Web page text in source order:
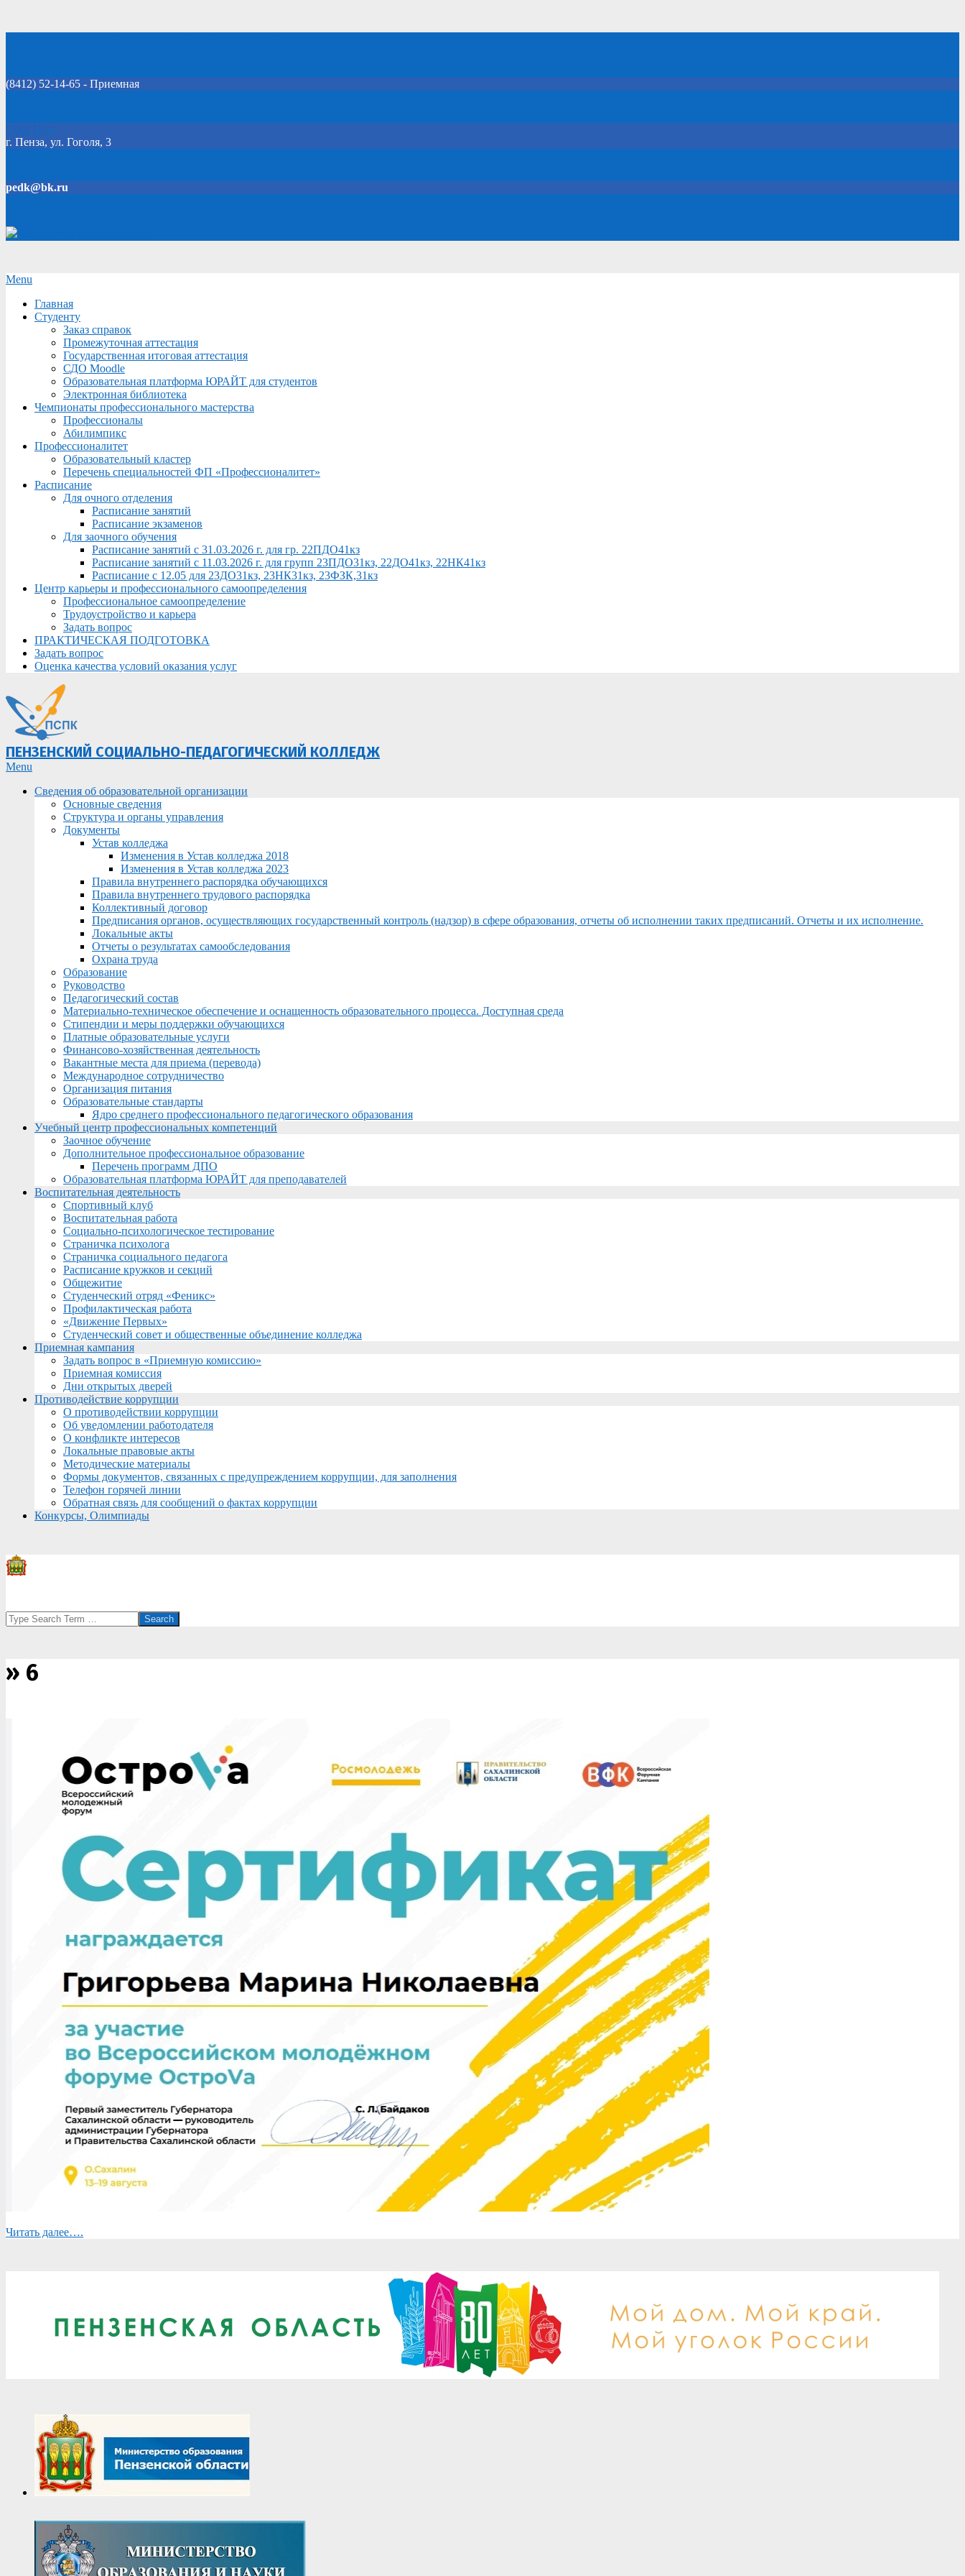
(8412) 52-14-65 - Приемная
Click Here
г. Пенза, ул. Гоголя, 3
pedk@bk.ru
Secondary
Menu
Menu
Главная
Студенту
Заказ справок
Промежуточная аттестация
Государственная итоговая аттестация
СДО Moodle
Образовательная платформа ЮРАЙТ для студентов
Электронная библиотека
Чемпионаты профессионального мастерства
Профессионалы
Абилимпикс
Профессионалитет
Образовательный кластер
Перечень специальностей ФП «Профессионалитет»
Расписание
Для очного отделения
Расписание занятий
Расписание экзаменов
Для заочного обучения
Расписание занятий с 31.03.2026 г. для гр. 22ПДО41кз
Расписание занятий с 11.03.2026 г. для групп 23ПДО31кз, 22ДО41кз, 22НК41кз
Расписание с 12.05 для 23ДО31кз, 23НК31кз, 23ФЗК,31кз
Центр карьеры и профессионального самоопределения
Профессиональное самоопределение
Трудоустройство и карьера
Задать вопрос
ПРАКТИЧЕСКАЯ ПОДГОТОВКА
Задать вопрос
Оценка качества условий оказания услуг
ПЕНЗЕНСКИЙ СОЦИАЛЬНО-ПЕДАГОГИЧЕСКИЙ КОЛЛЕДЖ
Primary
Menu
Menu
Сведения об образовательной организации
Основные сведения
Структура и органы управления
Документы
Устав колледжа
Изменения в Устав колледжа 2018
Изменения в Устав колледжа 2023
Правила внутреннего распорядка обучающихся
Правила внутреннего трудового распорядка
Коллективный договор
Предписания органов, осуществляющих государственный контроль (надзор) в сфере образования, отчеты об исполнении таких предписаний. Отчеты и их исполнение.
Локальные акты
Отчеты о результатах самообследования
Охрана труда
Образование
Руководство
Педагогический состав
Материально-техническое обеспечение и оснащенность образовательного процесса. Доступная среда
Стипендии и меры поддержки обучающихся
Платные образовательные услуги
Финансово-хозяйственная деятельность
Вакантные места для приема (перевода)
Международное сотрудничество
Организация питания
Образовательные стандарты
Ядро среднего профессионального педагогического образования
Учебный центр профессиональных компетенций
Заочное обучение
Дополнительное профессиональное образование
Перечень программ ДПО
Образовательная платформа ЮРАЙТ для преподавателей
Воспитательная деятельность
Спортивный клуб
Воспитательная работа
Социально-психологическое тестирование
Страничка психолога
Страничка социального педагога
Расписание кружков и секций
Общежитие
Студенческий отряд «Феникс»
Профилактическая работа
«Движение Первых»
Студенческий совет и общественные объединение колледжа
Приемная кампания
Задать вопрос в «Приемную комиссию»
Приемная комиссия
Дни открытых дверей
Противодействие коррупции
О противодействии коррупции
Об уведомлении работодателя
О конфликте интересов
Локальные правовые акты
Методические материалы
Формы документов, связанных с предупреждением коррупции, для заполнения
Телефон горячей линии
Обратная связь для сообщений о фактах коррупции
Конкурсы, Олимпиады
Search
» 6
Читать далее….